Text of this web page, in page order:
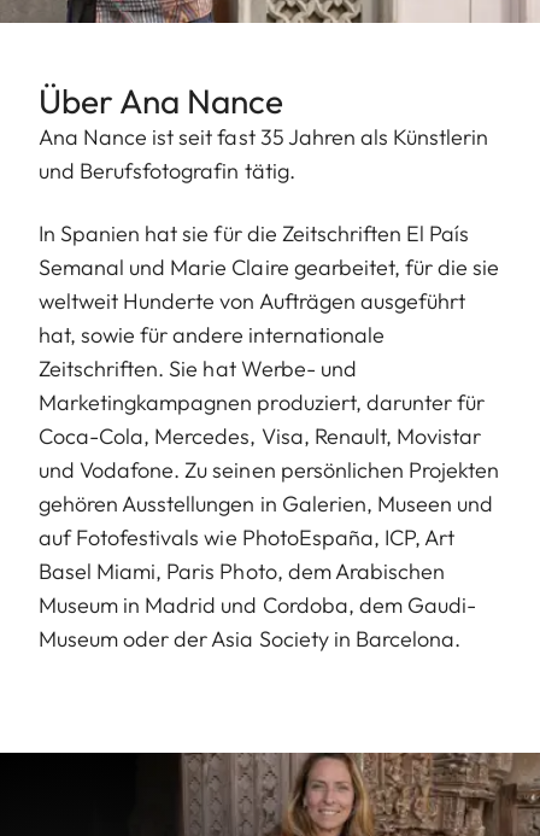
Über Ana Nance
Ana Nance ist seit fast 35 Jahren als Künstlerin
und Berufsfotografin tätig.
In Spanien hat sie für die Zeitschriften El País
Semanal und Marie Claire gearbeitet, für die sie
weltweit Hunderte von Aufträgen ausgeführt
hat, sowie für andere internationale
Zeitschriften. Sie hat Werbe- und
Marketingkampagnen produziert, darunter für
Coca-Cola, Mercedes, Visa, Renault, Movistar
und Vodafone. Zu seinen persönlichen Projekten
gehören Ausstellungen in Galerien, Museen und
auf Fotofestivals wie PhotoEspaña, ICP, Art
Basel Miami, Paris Photo, dem Arabischen
Museum in Madrid und Cordoba, dem Gaudi-
Museum oder der Asia Society in Barcelona.